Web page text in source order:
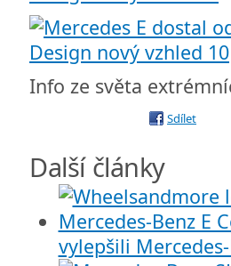
Info ze světa
Sdílet
Další články
vylepšili